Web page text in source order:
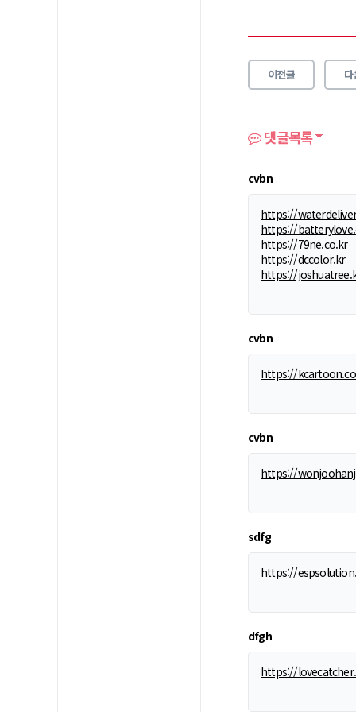
이전글
댓글목록
cvbn
https://
https://
https://79ne.co.kr
https://dccolor.kr
https://
cvbn
https://
cvbn
https://
sdfg
https://
dfgh
https://